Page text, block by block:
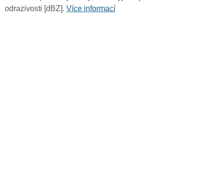
odrazivosti [dBZ]. Více informací